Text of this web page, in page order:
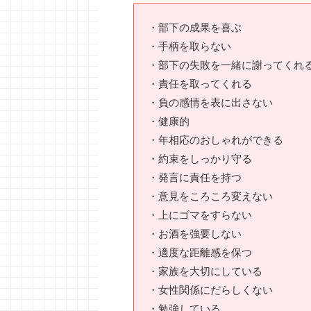
・部下の成果を喜ぶ
・手柄を取らない
・部下の失敗を一緒に謝ってくれ
・責任を取ってくれる
・負の感情を表に出さない
・健康的
・年相応のおしゃれができる
・約束をしっかり守る
・発言に責任を持つ
・意見をころころ変えない
・上にゴマをすらない
・お酒を強要しない
・適度な距離感を保つ
・家族を大切にしている
・女性関係にだらしくない
・勉強している